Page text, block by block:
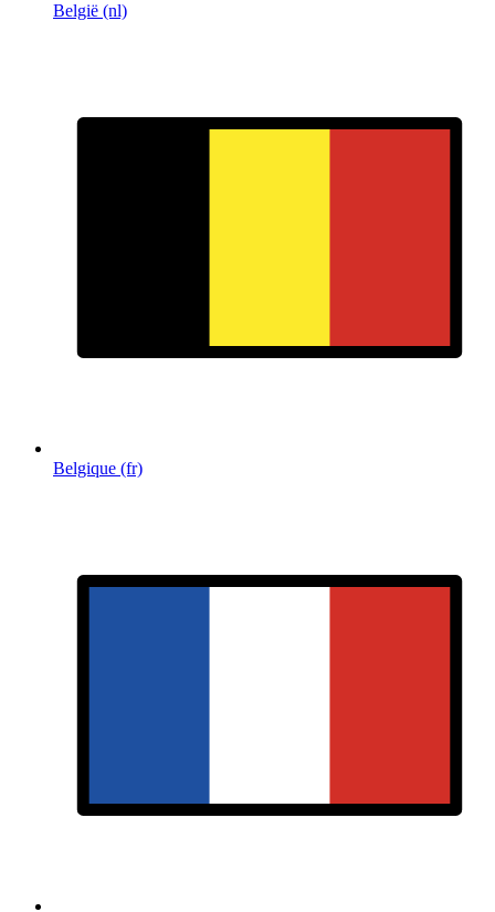
België (nl)
Belgique (fr)